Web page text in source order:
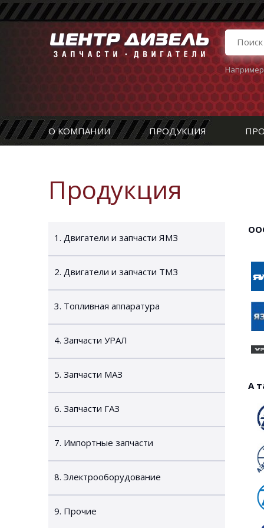
О КОМПАНИИ ПРОДУКЦИЯ
Продукция
1. Двигатели и запчасти ЯМЗ
2. Двигатели и запчасти ТМЗ
3. Топливная аппаратура
4. Запчасти УРАЛ
5. Запчасти МАЗ
6. Запчасти ГАЗ
7. Импортные запчасти
8. Электрооборудование
9. Прочие
А